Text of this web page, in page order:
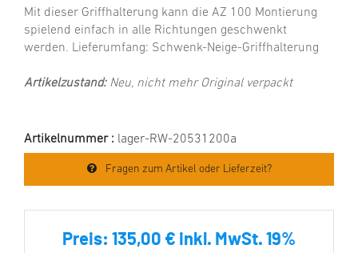
Mit dieser Griffhalterung kann die AZ 100 Montierung
spielend einfach in alle Richtungen geschwenkt
werden. Lieferumfang: Schwenk-Neige-Griffhalterung
Artikelzustand:Neu, nicht mehr Original verpackt
Artikelnummer : lager-RW-20531200a
Fragen zum Artikel oder Lieferzeit?
Preis: 135,00 € inkl. MwSt. 19%